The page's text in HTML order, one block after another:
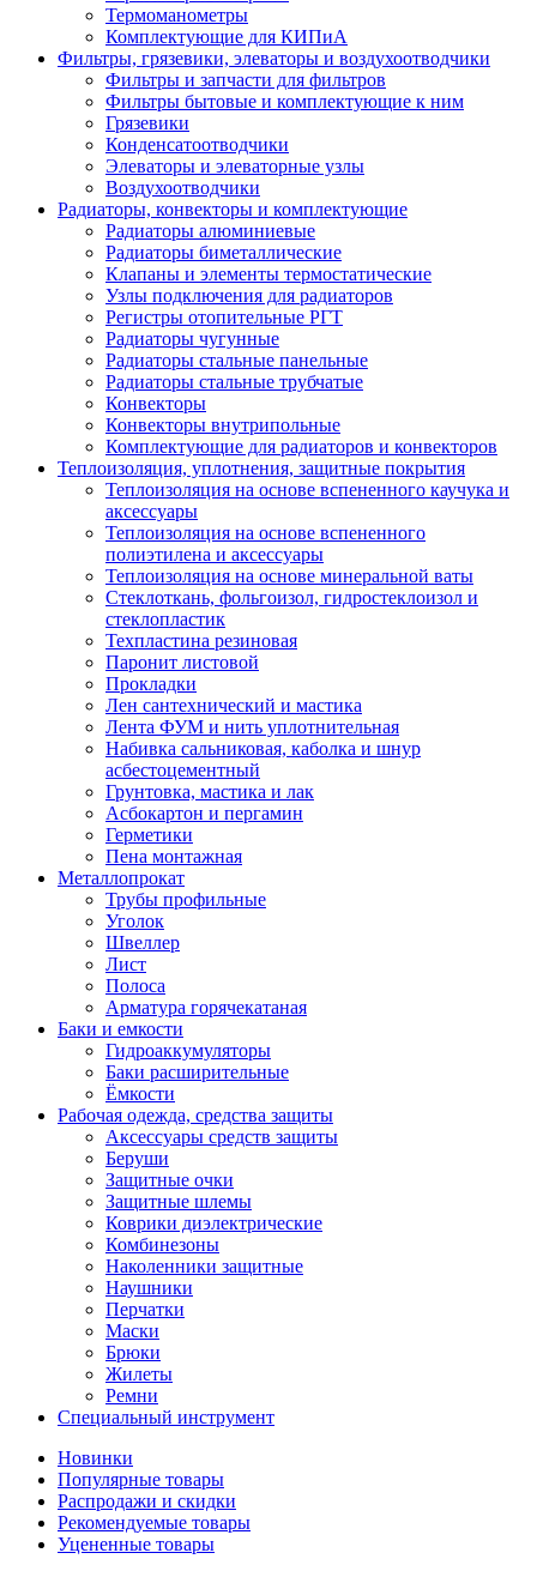
Термоманометры
Комплектующие для КИПиА
Фильтры, грязевики, элеваторы и воздухоотводчики
Фильтры и запчасти для фильтров
Фильтры бытовые и комплектующие к ним
Грязевики
Конденсатоотводчики
Элеваторы и элеваторные узлы
Воздухоотводчики
Радиаторы, конвекторы и комплектующие
Радиаторы алюминиевые
Радиаторы биметаллические
Клапаны и элементы термостатические
Узлы подключения для радиаторов
Регистры отопительные РГТ
Радиаторы чугунные
Радиаторы стальные панельные
Радиаторы стальные трубчатые
Конвекторы
Конвекторы внутрипольные
Комплектующие для радиаторов и конвекторов
Теплоизоляция, уплотнения, защитные покрытия
Теплоизоляция на основе вспененного каучука и
аксессуары
Теплоизоляция на основе вспененного
полиэтилена и аксессуары
Теплоизоляция на основе минеральной ваты
Стеклоткань, фольгоизол, гидростеклоизол и
стеклопластик
Техпластина резиновая
Паронит листовой
Прокладки
Лен сантехнический и мастика
Лента ФУМ и нить уплотнительная
Набивка сальниковая, каболка и шнур
асбестоцементный
Грунтовка, мастика и лак
Асбокартон и пергамин
Герметики
Пена монтажная
Металлопрокат
Трубы профильные
Уголок
Швеллер
Лист
Полоса
Арматура горячекатаная
Баки и емкости
Гидроаккумуляторы
Баки расширительные
Ёмкости
Рабочая одежда, средства защиты
Аксессуары средств защиты
Беруши
Защитные очки
Защитные шлемы
Коврики диэлектрические
Комбинезоны
Наколенники защитные
Наушники
Перчатки
Маски
Брюки
Жилеты
Ремни
Специальный инструмент
Новинки
Популярные товары
Распродажи и скидки
Рекомендуемые товары
Уцененные товары